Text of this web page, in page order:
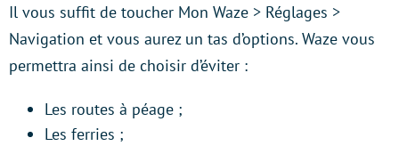
Il vous suffit de toucher Mon Waze > Réglages >
Navigation et vous aurez un tas d’options. Waze vous
permettra ainsi de choisir d’éviter :
Les routes à péage ;
Les ferries ;